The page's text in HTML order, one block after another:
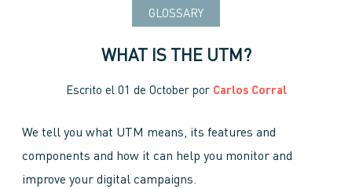
GLOSSARY
WHAT IS THE UTM?
Escrito el 01 de Octoberpor Carlos Corral
We tell you what UTM means, its features and
components and how it can help you monitor and
improve your digital campaigns.